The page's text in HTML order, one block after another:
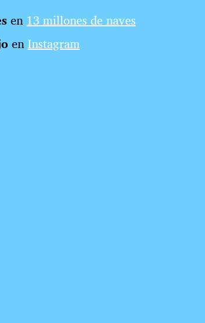
en13 millones de naves
enInstagram